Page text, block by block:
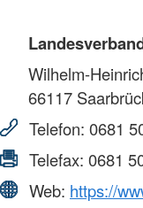
Wilhelm-
66117
Telefon: 0681
Telefax: 0681
Web: https://